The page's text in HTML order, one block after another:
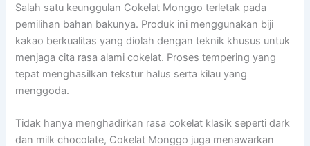
Salah satu keunggulan Cokelat Monggo terletak pada
pemilihan bahan bakunya. Produk ini menggunakan biji
kakao berkualitas yang diolah dengan teknik khusus untuk
menjaga cita rasa alami cokelat. Proses tempering yang
tepat menghasilkan tekstur halus serta kilau yang
menggoda.
Tidak hanya menghadirkan rasa cokelat klasik seperti dark
dan milk chocolate, Cokelat Monggo juga menawarkan